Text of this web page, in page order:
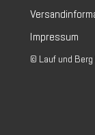
Impressum
© Lauf und Berg